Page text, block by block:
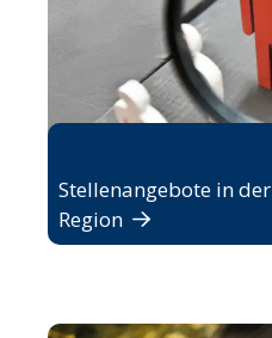
Stellenangebote in der
Region